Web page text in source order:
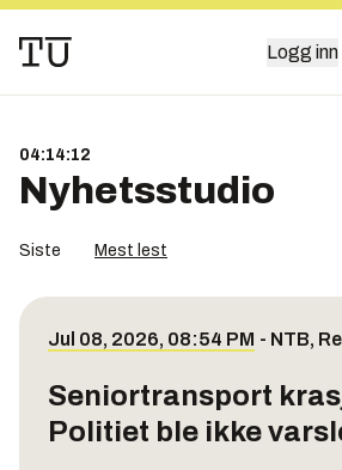
Logg inn
04:14:12
Nyhetsstudio
Siste Mest lest
Jul 08, 2026, 08:54 PM - NTB,
Seniortransport
Politiet ble ikke